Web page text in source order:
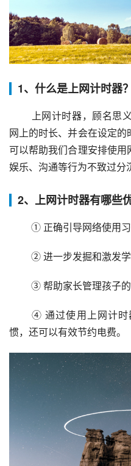
1、什么是上网计时器？
网上的时长、并会在设定
可以帮助我们合理安排使用
娱乐、沟通等行为不致过分
2、上网计时器有哪些
① 正确引导网络使用习
② 进一步发掘和激发学
③ 帮助家长管理孩子的
④ 通过使用上网计时器，不仅可以规范网络使用习
惯，还可以有效节约电费。